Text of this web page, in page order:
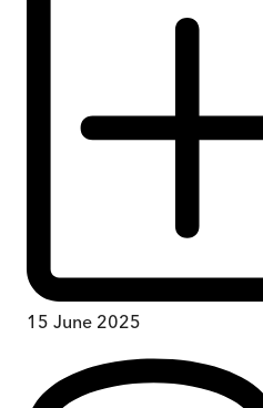
15 June 2025